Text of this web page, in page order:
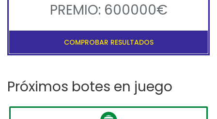
PREMIO: 600000€
COMPROBAR RESULTADOS
Próximos botes en juego